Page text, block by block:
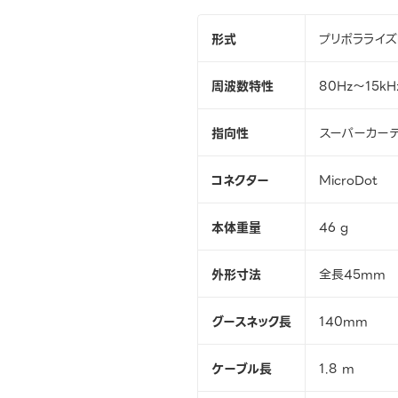
形式 プリポラライ
周波数特性 80Hz～
指向性 スーパーカー
コネクター MicroDot
本体重量 46 g
外形寸法 全長45mm
グースネック長 140mm
ケーブル長 1.8 m